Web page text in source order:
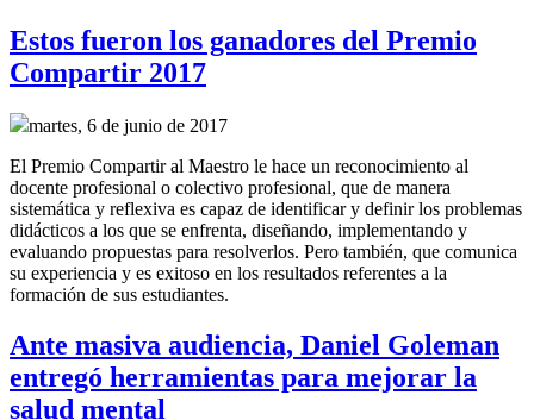
Estos fueron los ganadores del Premio
Compartir 2017
martes, 6 de junio de 2017
El Premio Compartir al Maestro le hace un reconocimiento al
docente profesional o colectivo profesional, que de manera
sistemática y reflexiva es capaz de identificar y definir los problemas
didácticos a los que se enfrenta, diseñando, implementando y
evaluando propuestas para resolverlos. Pero también, que comunica
su experiencia y es exitoso en los resultados referentes a la
formación de sus estudiantes.
Ante masiva audiencia, Daniel Goleman
entregó herramientas para mejorar la
salud mental